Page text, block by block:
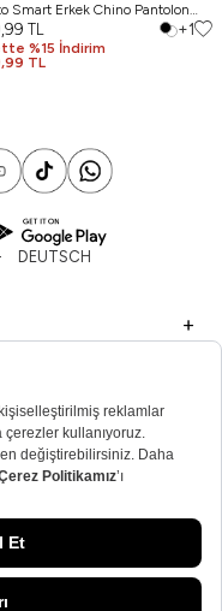
Smart Erkek Chino Pantolon
Pileli Lacivert
TL
%15 İndirim
TL
+1
DEUTSCH